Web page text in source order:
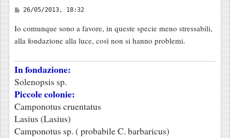
M
s
s
g
g
i
o
26/05/2013, 18:32
Io comunque sono a favore, in queste specie meno stressabili,
alla fondazione alla luce, così non si hanno problemi.
In fondazione:
Solenopsis sp.
Piccole colonie:
Camponotus cruentatus
Lasius (Lasius)
Camponotus sp. ( probabile C. barbaricus)